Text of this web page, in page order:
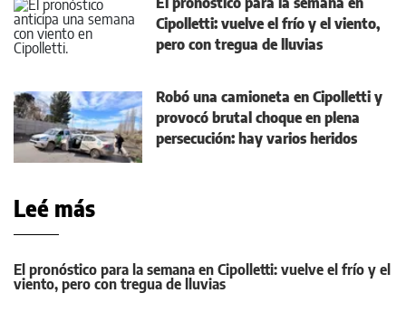
Cipolletti: vuelve el frío y el viento,
pero con tregua de lluvias
Robó una camioneta en Cipolletti y
provocó brutal choque en plena
persecución: hay varios heridos
Leé más
El pronóstico para la semana en Cipolletti: vuelve el frío y el
viento, pero con tregua de lluvias